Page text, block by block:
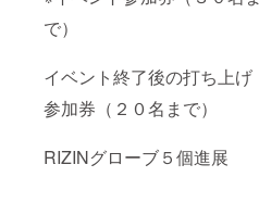
で）
イベント終了後の打ち上げ
参加券（２０名まで）
RIZINグローブ５個進展